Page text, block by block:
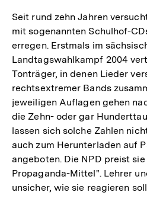
Seit rund zehn Jahren
mit sogenannten Schulhof-
erregen. Erstmals im
Landtagswahlkampf 2004
Tonträger, in denen Lieder
rechtsextremer Bands
jeweiligen Auflagen gehen
die Zehn- oder gar
lassen sich solche Zahlen
auch zum Herunterladen auf
angeboten. Die NPD preist
Propaganda-Mittel". Lehrer
unsicher, wie sie reagieren